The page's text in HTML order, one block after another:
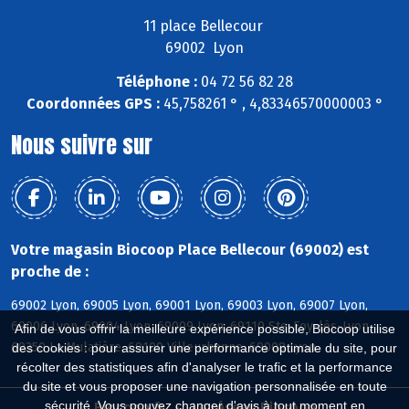
Afin de vous offrir la meilleure expérience possible, Biocoop utilise
des cookies : pour assurer une performance optimale du site, pour
récolter des statistiques afin d'analyser le trafic et la performance
du site et vous proposer une navigation personnalisée en toute
sécurité. Vous pouvez changer d'avis à tout moment en
11 place Bellecour
69002 Lyon
Téléphone : 04 72 56 82 28
Coordonnées GPS :45,758261 ° , 4,83346570000003 °
Nous suivre sur
Votre magasin Biocoop Place Bellecour (69002) est
proche de :
69002 Lyon, 69005 Lyon, 69001 Lyon, 69003 Lyon, 69007 Lyon,
69006 Lyon, 69004 Lyon, 69009 Lyon, 69110 Ste-Foy-lès-Lyon,
69350 La Mulatière, 69100 Villeurbanne, 69008 Lyon